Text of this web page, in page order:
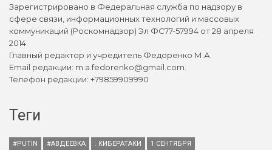
Зарегистрировано в Федеральная служба по надзору в
сфере связи, информационных технологий и массовых
коммуникаций (Роскомнадзор) Эл ФС77-57994 от 28 апреля
2014
Главный редактор и учредитель Федоренко М.А.
Email редакции: m.a.fedorenko@gmail.com.
Телефон редакции: +79859909990
Теги
#PUTIN #АВДЕЕВКА . КИБЕРАТАКИ
1 СЕНТЯБРЯ